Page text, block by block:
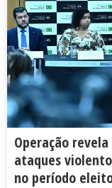
Operação
ataques
no período